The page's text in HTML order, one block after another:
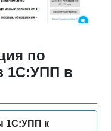
по
1С:УПП в
1С:УПП к